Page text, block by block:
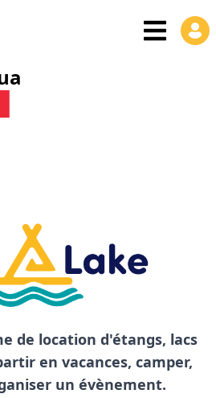
de location d'étangs, lacs
en vacances, camper,
un évènement.